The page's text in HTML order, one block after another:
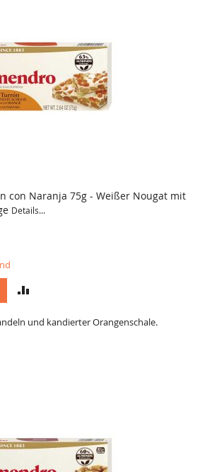
con Naranja 75g - Weißer Nougat mit
Details...
VERGLEICH
und kandierter Orangenschale.